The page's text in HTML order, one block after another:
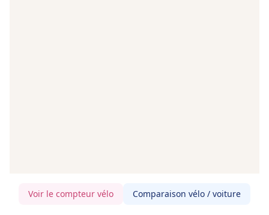
Voir le compteur vélo Comparaison vélo / voiture